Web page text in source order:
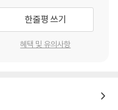
간에 큰 스크린을 띄워 놓으면
만 현대의 인프라스트럭처 운
머신 그리고 컨테이너를 광범
도 오케스트레이터가 알고리
기술적 전문성에 따라 이 책
보다 인프라스트럭처가 비
로 운영되는 비즈니스에서 작
법을 배우고 싶다면 이 책을
한줄평 쓰기
혜택 및 유의사항